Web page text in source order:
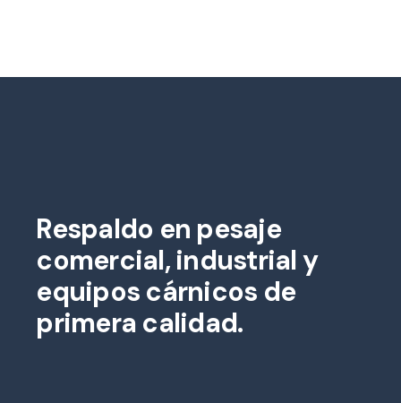
Respaldo en pesaje
comercial, industrial y
equipos cárnicos de
primera calidad.